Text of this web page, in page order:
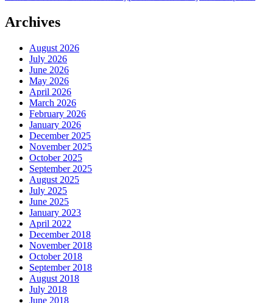
navigation
Archives
August 2026
July 2026
June 2026
May 2026
April 2026
March 2026
February 2026
January 2026
December 2025
November 2025
October 2025
September 2025
August 2025
July 2025
June 2025
January 2023
April 2022
December 2018
November 2018
October 2018
September 2018
August 2018
July 2018
June 2018